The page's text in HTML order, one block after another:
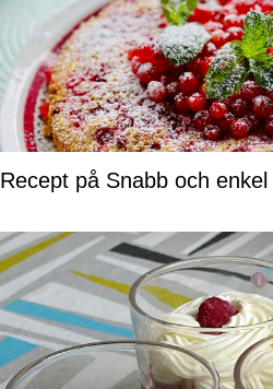
Recept på Snabb och